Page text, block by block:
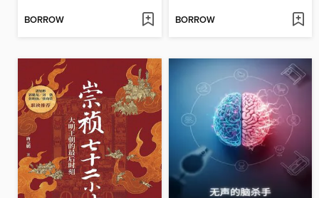
BORROW BORROW